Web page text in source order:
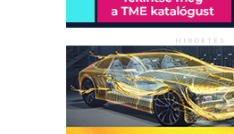
HIRDETÉS